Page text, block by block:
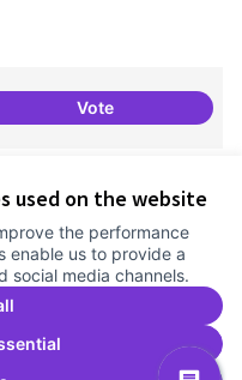
used on the website
the performance
enable us to provide a
social media channels.
VoteTips for
language